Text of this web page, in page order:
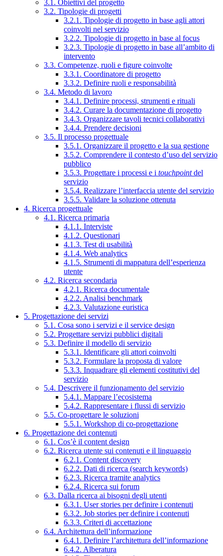
3.1. Obiettivi del progetto
3.2. Tipologie di progetti
3.2.1. Tipologie di progetto in base agli attori
coinvolti nel servizio
3.2.2. Tipologie di progetto in base al focus
3.2.3. Tipologie di progetto in base all’ambito di
intervento
3.3. Competenze, ruoli e figure coinvolte
3.3.1. Coordinatore di progetto
3.3.2. Definire ruoli e responsabilità
3.4. Metodo di lavoro
3.4.1. Definire processi, strumenti e rituali
3.4.2. Curare la documentazione di progetto
3.4.3. Organizzare tavoli tecnici collaborativi
3.4.4. Prendere decisioni
3.5. Il processo progettuale
3.5.1. Organizzare il progetto e la sua gestione
3.5.2. Comprendere il contesto d’uso del servizio
pubblico
3.5.3. Progettare i processi e i touchpointdel
servizio
3.5.4. Realizzare l’interfaccia utente del servizio
3.5.5. Validare la soluzione ottenuta
4. Ricerca progettuale
4.1. Ricerca primaria
4.1.1. Interviste
4.1.2. Questionari
4.1.3. Test di usabilità
4.1.4. Web analytics
4.1.5. Strumenti di mappatura dell’esperienza
utente
4.2. Ricerca secondaria
4.2.1. Ricerca documentale
4.2.2. Analisi benchmark
4.2.3. Valutazione euristica
5. Progettazione dei servizi
5.1. Cosa sono i servizi e il service design
5.2. Progettare servizi pubblici digitali
5.3. Definire il modello di servizio
5.3.1. Identificare gli attori coinvolti
5.3.2. Formulare la proposta di valore
5.3.3. Inquadrare gli elementi costitutivi del
servizio
5.4. Descrivere il funzionamento del servizio
5.4.1. Mappare l’ecosistema
5.4.2. Rappresentare i flussi di servizio
5.5. Co-progettare le soluzioni
5.5.1. Workshop di co-progettazione
6. Progettazione dei contenuti
6.1. Cos’è il content design
6.2. Ricerca utente sui contenuti e il linguaggio
6.2.1. Content discovery
6.2.2. Dati di ricerca (search keywords)
6.2.3. Ricerca tramite analytics
6.2.4. Ricerca sui forum
6.3. Dalla ricerca ai bisogni degli utenti
6.3.1. User stories per definire i contenuti
6.3.2. Job stories per definire i contenuti
6.3.3. Criteri di accettazione
6.4. Architettura dell’informazione
6.4.1. Definire l’architettura dell’informazione
6.4.2. Alberatura